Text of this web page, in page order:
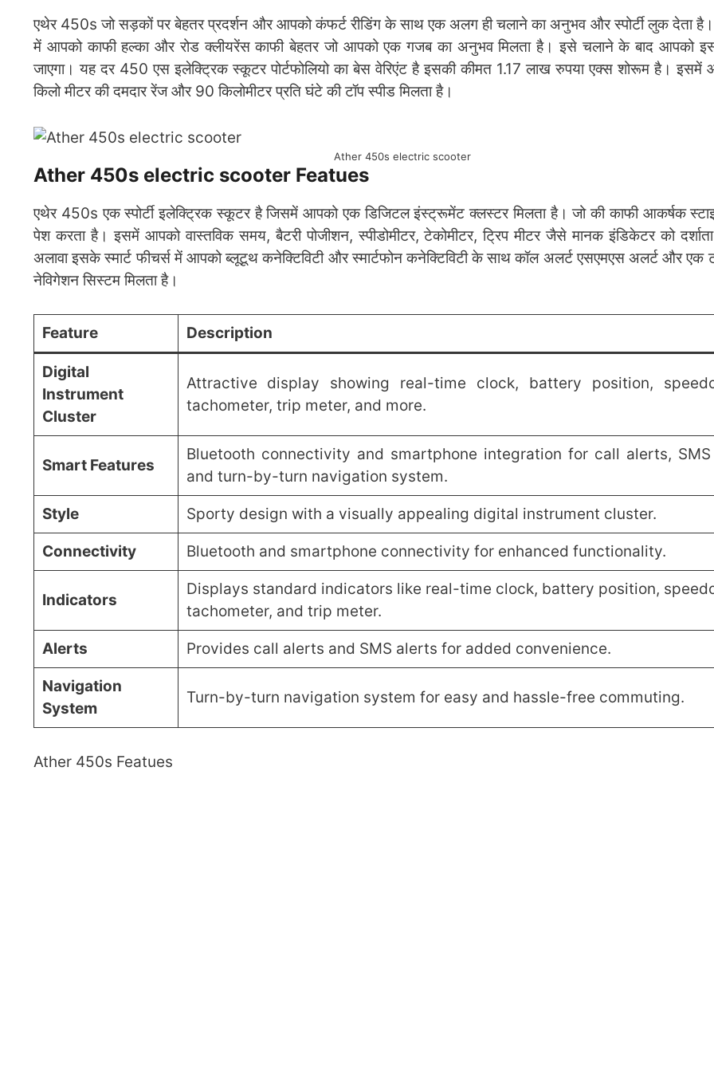
एथेर 450s जो सड़कों पर बेहतर प्रदर्शन और आपको कंफर्ट रीडिंग के साथ एक अलग ही चलाने का अनुभव और स्पोर्टी लुक देता
में आपको काफी हल्का और रोड क्लीयरेंस काफी बेहतर जो आपको एक गजब का अनुभव मिलता है। इसे चलाने के बाद आपको
जाएगा। यह दर 450 एस इलेक्ट्रिक स्कूटर पोर्टफोलियो का बेस वेरिएंट है इसकी कीमत 1.17 लाख रुपया एक्स शोरूम है। इसमें
किलो मीटर की दमदार रेंज और 90 किलोमीटर प्रति घंटे की टॉप स्पीड मिलता है।
Ather 450s electric scooter
Ather 450s electric scooter Featues
एथेर 450s एक स्पोर्टी इलेक्ट्रिक स्कूटर है जिसमें आपको एक डिजिटल इंस्ट्रूमेंट क्लस्टर मिलता है। जो की काफी आकर्षक
पेश करता है। इसमें आपको वास्तविक समय, बैटरी पोजीशन, स्पीडोमीटर, टेकोमीटर, ट्रिप मीटर जैसे मानक इंडिकेटर को
अलावा इसके स्मार्ट फीचर्स में आपको ब्लूटूथ कनेक्टिविटी और स्मार्टफोन कनेक्टिविटी के साथ कॉल अलर्ट एसएमएस अलर्ट और एक
नेविगेशन सिस्टम मिलता है।
Feature Description
Digital
Instrument
Cluster
Attractive display showing real-time clock, battery position,
tachometer, trip meter, and more.
Smart Features
Bluetooth connectivity and smartphone integration for call alerts,
and turn-by-turn navigation system.
Style Sporty design with a visually appealing digital instrument cluster.
Connectivity Bluetooth and smartphone connectivity for enhanced functionality.
Indicators
Displays standard indicators like real-time clock, battery position,
tachometer, and trip meter.
Alerts Provides call alerts and SMS alerts for added convenience.
Navigation
System
Turn-by-turn navigation system for easy and hassle-free commuting.
Ather 450s Featues